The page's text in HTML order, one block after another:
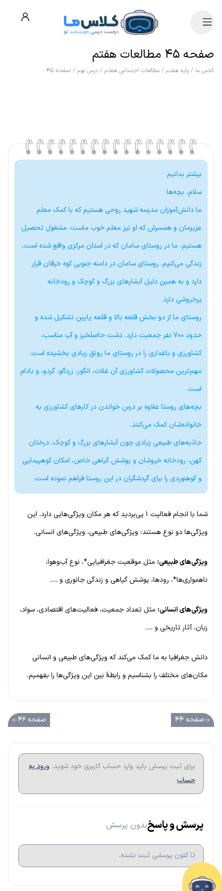
صفحه ۴۵ مطالعات هفتم
کلاس ما / پایه هفتم / مطالعات اجتماعی هفتم / درس نهم / صفحه ۴۵
بیشتر بدانیم
سلام، بچه‌ها
ما دانش‌آموزان مدرسه شهید روحی هستیم که با کمک معلم
عزیزمان و همسرش که او نیز معلم خوب ماست، مشغول تحصیل
هستیم. ما در روستای سامان که در استان مرکزی واقع شده است،
زندگی می‌کنیم. روستای سامان در دامنه جنوبی کوه خرقان قرار
دارد و به همین دلیل آبشارهای بزرگ و کوچک و رودخانه
پرخروشی دارد.
روستای ما از دو بخش قلعه بالا و قلعه پایین تشکیل شده و
حدود ۷۰۰ نفر جمعیت دارد. دشت حاصلخیز و آب مناسب،
کشاورزی و باغداری را در روستای ما رونق زیادی بخشیده است.
مهم‌ترین محصولات کشاورزی آن غلات، انگور، زردآلو، گردو، و بادام
است.
بچه‌های روستا علاوه بر درس خواندن در کارهای کشاورزی به
خانواده‌شان کمک می‌کنند.
جاذبه‌های طبیعی زیادی چون آبشارهای بزرگ و کوچک، درختان
کهن، رودخانه خروشان و پوشش گیاهی خاص، امکان کوهپیمایی
و کوهنوردی را برای گردشگران در این روستا فراهم نموده است.
شما با انجام فعالیت ۱ پی‌بردید که هر مکان ویژگی‌هایی دارد. این
ویژگی‌ها دو نوع هستند: ویژگی‌های طبیعی، ویژگی‌های انسانی.
ویژگی‌های طبیعی: مثل موقعیت جغرافیایی*، نوع آب‌وهوا،
ناهمواری‌ها*، رودها، پوشش گیاهی و زندگی جانوری و ….
ویژگی‌های انسانی: مثل تعداد جمعیت، فعالیت‌های اقتصادی، سواد،
زبان، آثار تاریخی و ….
دانش جغرافیا به ما کمک می‌کند که ویژگی‌های طبیعی و انسانی
مکان‌های مختلف را بشناسیم و رابطهٔ بین این ویژگی‌ها را بفهمیم.
صفحه ۴۴ صفحه ۴۶
برای ثبت پرسش باید وارد حساب کاربری خود شوید. ورود به
حساب
پرسش و پاسخبدون پرسش
تا کتون پرسشی ثبت نشده.